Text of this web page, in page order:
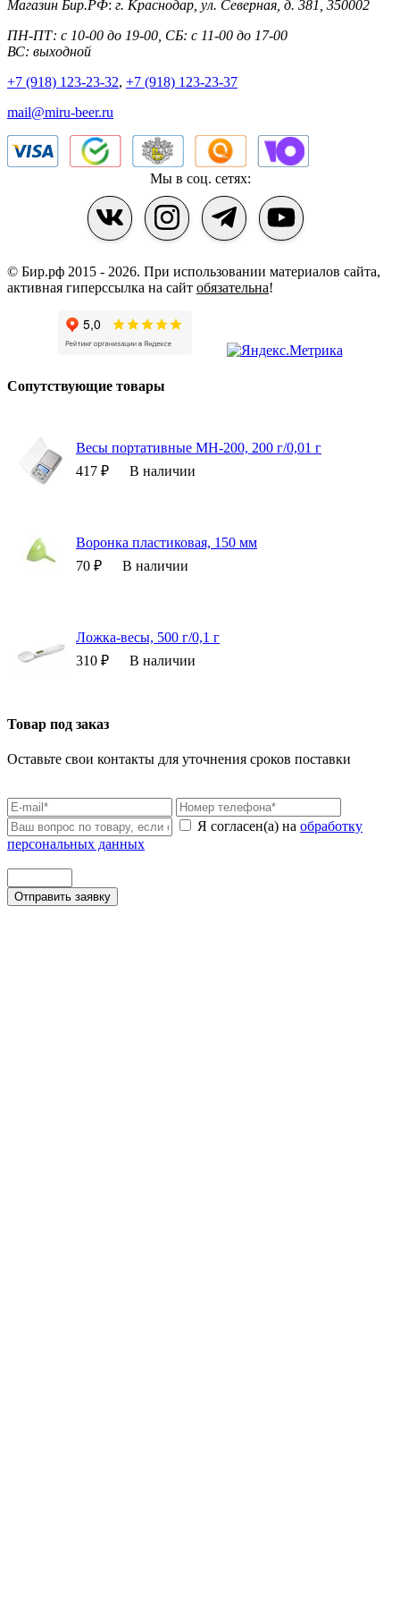
Магазин Бир.РФ: г. Краснодар ул. Северная, д. 381 350002
ПН-ПТ: с 10-00 до 19-00, СБ: с 11-00 до 17-00
ВС: выходной
+7 (918) 123-23-32, +7 (918) 123-23-37
mail@miru-beer.ru
Мы в соц. сетях:
© Бир.рф 2015 - 2026. При использовании материалов сайта,
активная гиперссылка на сайт обязательна!
Сопутствующие товары
Весы портативные MH-200, 200 г/0,01 г
417 ₽
В наличии
Воронка пластиковая, 150 мм
70 ₽
В наличии
Ложка-весы, 500 г/0,1 г
310 ₽
В наличии
Товар под заказ
Оставьте свои контакты для уточнения сроков поставки
Я согласен(а) на обработку
персональных данных
Отправить заявку